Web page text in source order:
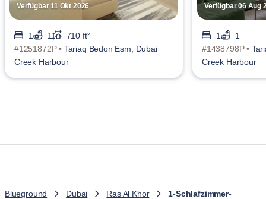
Verfügbar 11 Okt 2026
1 1
710 ft²
#1251872P • Tariaq Bedon Esm, Dubai
Creek Harbour
Verfügbar 06 Aug
1
1
#1438798P •
Creek Harbour
Blueground Dubai Ras Al Khor 1-Schlafzimmer-